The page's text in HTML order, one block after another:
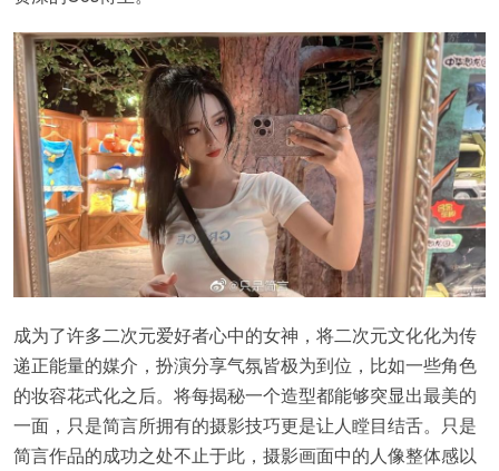
成为了许多二次元爱好者心中的女神，将二次元文化化为传
递正能量的媒介，扮演分享气氛皆极为到位，比如一些角色
的妆容花式化之后。将每揭秘一个造型都能够突显出最美的
一面，只是简言所拥有的摄影技巧更是让人瞠目结舌。只是
简言作品的成功之处不止于此，摄影画面中的人像整体感以